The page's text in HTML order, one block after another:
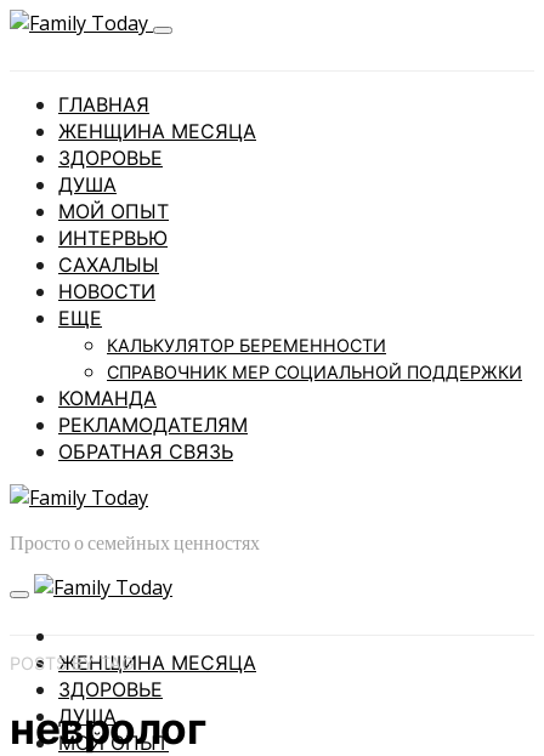
ГЛАВНАЯ
ЖЕНЩИНА МЕСЯЦА
ЗДОРОВЬЕ
ДУША
МОЙ ОПЫТ
ИНТЕРВЬЮ
САХАЛЫЫ
НОВОСТИ
ЕЩЕ
КАЛЬКУЛЯТОР БЕРЕМЕННОСТИ
СПРАВОЧНИК МЕР СОЦИАЛЬНОЙ ПОДДЕРЖКИ
КОМАНДА
РЕКЛАМОДАТЕЛЯМ
ОБРАТНАЯ СВЯЗЬ
Просто о семейных ценностях
ЖЕНЩИНА МЕСЯЦА
ЗДОРОВЬЕ
ДУША
МОЙ ОПЫТ
POSTS BY TAG
невролог